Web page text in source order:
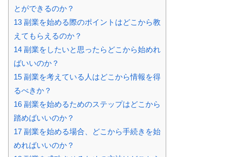
とができるのか？
13 副業を始める際のポイントはどこから教
えてもらえるのか？
14 副業をしたいと思ったらどこから始めれ
ばいいのか？
15 副業を考えている人はどこから情報を得
るべきか？
16 副業を始めるためのステップはどこから
踏めばいいのか？
17 副業を始める場合、どこから手続きを始
めればいいのか？